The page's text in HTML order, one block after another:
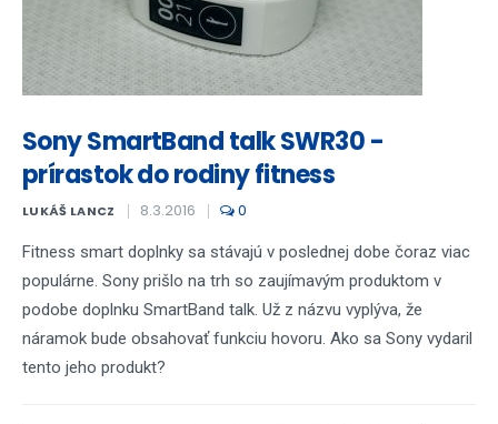
Sony SmartBand talk SWR30 -
prírastok do rodiny fitness
LUKÁŠ LANCZ 8.3.2016 0
Fitness smart doplnky sa stávajú v poslednej dobe čoraz viac
populárne. Sony prišlo na trh so zaujímavým produktom v
podobe doplnku SmartBand talk. Už z názvu vyplýva, že
náramok bude obsahovať funkciu hovoru. Ako sa Sony vydaril
tento jeho produkt?